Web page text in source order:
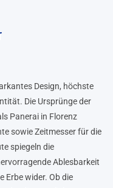
Design, höchste
Die Ursprünge der
Panerai in Florenz
sowie Zeitmesser für die
spiegeln die
Ablesbarkeit
Erbe wider. Ob die